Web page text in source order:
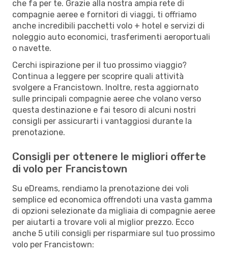
che fa per te. Grazie alla nostra ampia rete di
compagnie aeree e fornitori di viaggi, ti offriamo
anche incredibili pacchetti volo + hotel e servizi di
noleggio auto economici, trasferimenti aeroportuali
o navette.
Cerchi ispirazione per il tuo prossimo viaggio?
Continua a leggere per scoprire quali attività
svolgere a Francistown. Inoltre, resta aggiornato
sulle principali compagnie aeree che volano verso
questa destinazione e fai tesoro di alcuni nostri
consigli per assicurarti i vantaggiosi durante la
prenotazione.
Consigli per ottenere le migliori offerte
di volo per Francistown
Su eDreams, rendiamo la prenotazione dei voli
semplice ed economica offrendoti una vasta gamma
di opzioni selezionate da migliaia di compagnie aeree
per aiutarti a trovare voli al miglior prezzo. Ecco
anche 5 utili consigli per risparmiare sul tuo prossimo
volo per Francistown: